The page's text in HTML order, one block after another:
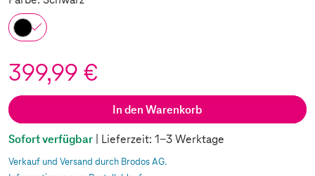
399,99 €
In den Warenkorb
Sofort verfügbar | Lieferzeit: 1-3 Werktage
Verkauf und Versand durch Brodos AG.